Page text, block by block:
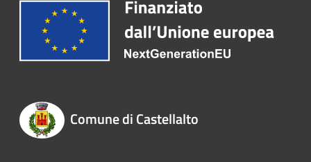
Comune di Castellalto